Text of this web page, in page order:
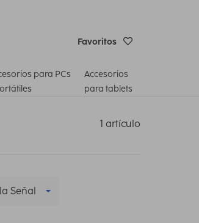
Favoritos
para PCs
Accesorios
para tablets
1 artículo
Señal